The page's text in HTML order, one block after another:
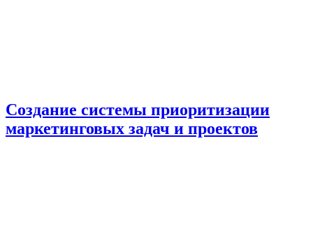
Создание системы приоритизации
маркетинговых задач и проектов